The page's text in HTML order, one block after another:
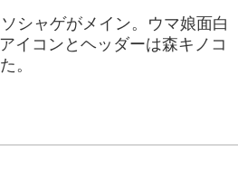
シャゲがメイン。ウマ娘面白
イコンとヘッダーは森キノコ
。